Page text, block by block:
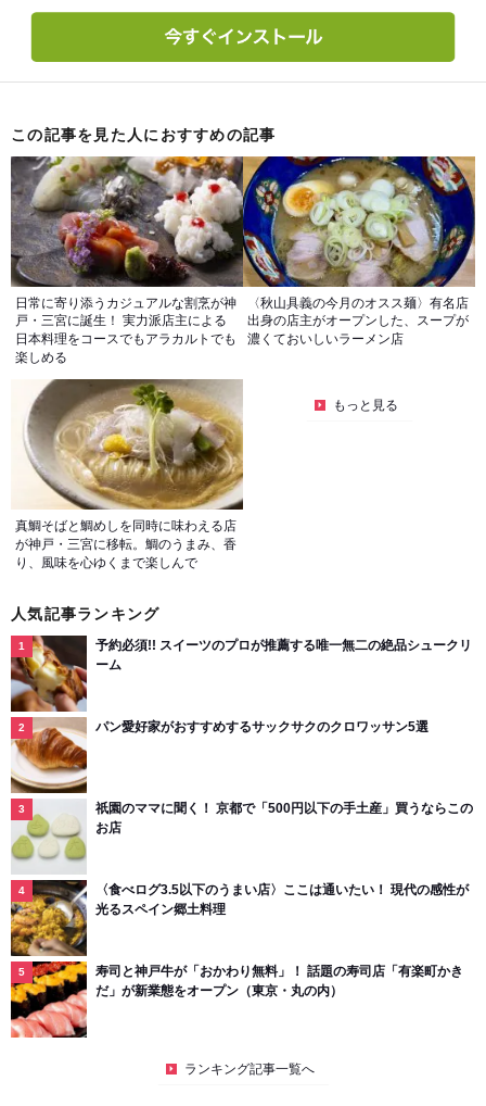
この記事を見た人におすすめの記事
日常に寄り添うカジュアルな割烹が神
戸・三宮に誕生！ 実力派店主による
日本料理をコースでもアラカルトでも
楽しめる
〈秋山具義の今月のオスス麺〉有名店
出身の店主がオープンした、スープが
濃くておいしいラーメン店
真鯛そばと鯛めしを同時に味わえる店
が神戸・三宮に移転。鯛のうまみ、香
り、風味を心ゆくまで楽しんで
もっと見る
人気記事ランキング
予約必須!! スイーツのプロが推薦する唯一無二の絶品シュークリ
ーム
パン愛好家がおすすめするサックサクのクロワッサン5選
祇園のママに聞く！ 京都で「500円以下の手土産」買うならこの
お店
〈食べログ3.5以下のうまい店〉ここは通いたい！ 現代の感性が
光るスペイン郷土料理
寿司と神戸牛が「おかわり無料」！ 話題の寿司店「有楽町かき
だ」が新業態をオープン（東京・丸の内）
ランキング記事一覧へ